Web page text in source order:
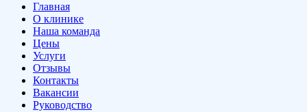
Главная
О клинике
Наша команда
Цены
Услуги
Отзывы
Контакты
Вакансии
Руководство